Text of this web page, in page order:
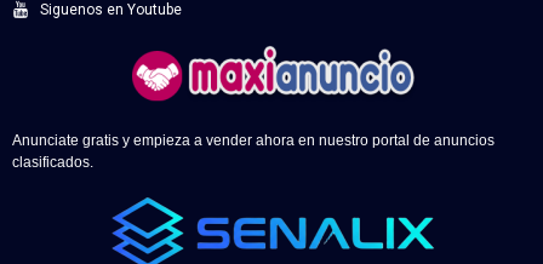
Siguenos en Youtube
Anunciate gratis y empieza a vender ahora en nuestro portal de anuncios
clasificados.